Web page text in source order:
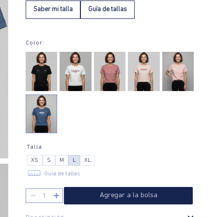
Saber mi talla Guía de tallas
Color:
Talla
XS S M L XL
Guía de tallas
＋
－ Agregar a la bolsa